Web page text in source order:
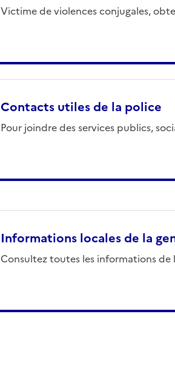
Victime de violences conjugales,
Contacts utiles de la police
Pour joindre des services publics,
Informations locales de la
Consultez toutes les informations de